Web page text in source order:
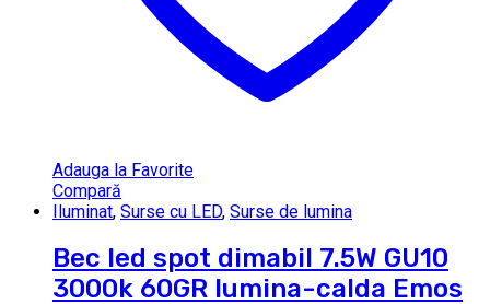
Adauga la Favorite
Compară
Iluminat, Surse cu LED, Surse de lumina
Bec led spot dimabil 7.5W GU10
3000k 60GR lumina-calda Emos